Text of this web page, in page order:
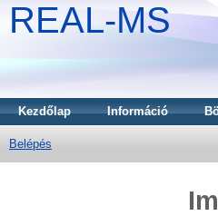
REAL-MS
Kezdőlap Információ
Belépés